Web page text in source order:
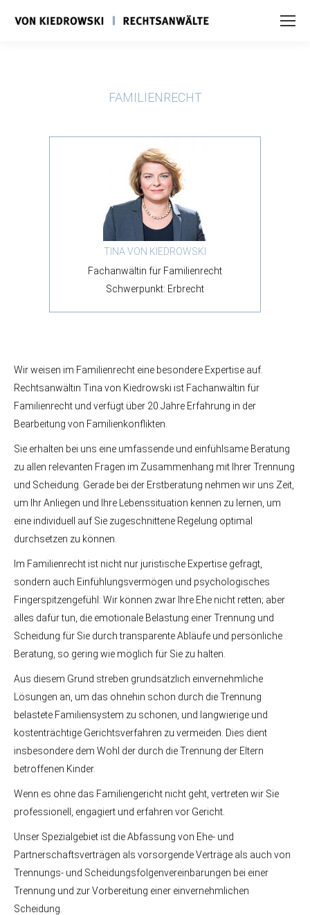
FAMILIENRECHT
TINA VON KIEDROWSKI
Fachanwältin für Familienrecht
Schwerpunkt: Erbrecht
Wir weisen im Familienrecht eine besondere Expertise auf.
Rechtsanwältin Tina von Kiedrowski ist Fachanwältin für
Familienrecht und verfügt über 20 Jahre Erfahrung in der
Bearbeitung von Familienkonflikten.
Sie erhalten bei uns eine umfassende und einfühlsame Beratung
zu allen relevanten Fragen im Zusammenhang mit Ihrer Trennung
und Scheidung. Gerade bei der Erstberatung nehmen wir uns Zeit,
um Ihr Anliegen und Ihre Lebenssituation kennen zu lernen, um
eine individuell auf Sie zugeschnittene Regelung optimal
durchsetzen zu können.
Im Familienrecht ist nicht nur juristische Expertise gefragt,
sondern auch Einfühlungsvermögen und psychologisches
Fingerspitzengefühl: Wir können zwar Ihre Ehe nicht retten; aber
alles dafür tun, die emotionale Belastung einer Trennung und
Scheidung für Sie durch transparente Abläufe und persönliche
Beratung, so gering wie möglich für Sie zu halten.
Aus diesem Grund streben grundsätzlich einvernehmliche
Lösungen an, um das ohnehin schon durch die Trennung
belastete Familiensystem zu schonen, und langwierige und
kostenträchtige Gerichtsverfahren zu vermeiden. Dies dient
insbesondere dem Wohl der durch die Trennung der Eltern
betroffenen Kinder.
Wenn es ohne das Familiengericht nicht geht, vertreten wir Sie
professionell, engagiert und erfahren vor Gericht.
Unser Spezialgebiet ist die Abfassung von Ehe- und
Partnerschaftsverträgen als vorsorgende Verträge als auch von
Trennungs- und Scheidungsfolgenvereinbarungen bei einer
Trennung und zur Vorbereitung einer einvernehmlichen
Scheidung.